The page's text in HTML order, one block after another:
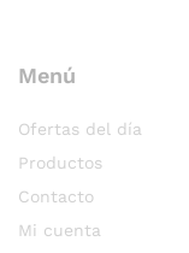
Menú
Ofertas del día
Productos
Contacto
Mi cuenta